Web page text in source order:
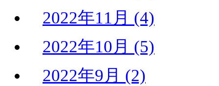
2022年11月 (4)
2022年10月 (5)
2022年9月 (2)